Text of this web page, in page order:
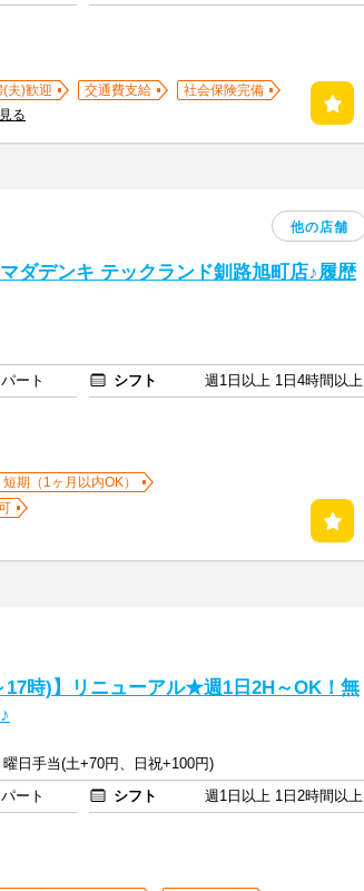
(夫)歓迎 交通費支給
社会保険完備
る
他の店舗
ダデンキ テックランド釧路旭町店♪履歴
ート シフト
週1日以上 1日4時間以上
短期（1ヶ月以内OK）
17時)】リニューアル★週1日2H～OK！無
日手当(土+70円、日祝+100円)
ート シフト
週1日以上 1日2時間以上